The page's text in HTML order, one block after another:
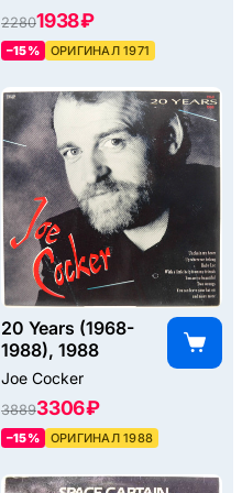
22801938 ₽
–15% ОРИГИНАЛ 1971
20 Years (1968-
1988), 1988
Joe Cocker
38893306 ₽
–15% ОРИГИНАЛ 1988